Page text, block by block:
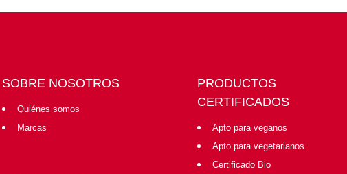
SOBRE NOSOTROS
Quiénes somos
Marcas
PRODUCTOS
CERTIFICADOS
Apto para veganos
Apto para vegetarianos
Certificado Bio